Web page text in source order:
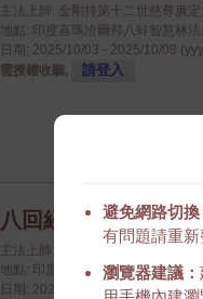
主法上師: 金剛持第十二世慈尊廣
地點: 印度喜瑪洽爾邦八蚌智慧林
日期: 2025/10/03 - 2025/10/08
需授權收聽,
請登入
八回紐涅閉關 2025
主法上師: 八蚌智慧林資深喇嘛
地點: 印度喜瑪洽爾邦八蚌智慧林
日期: 2025/04/20 - 2025/04/21
避免網路切換
有問題請重
瀏覽器建議：